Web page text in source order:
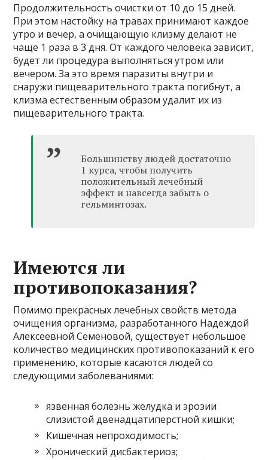
Продолжительность очистки от 10 до 15 дней.
При этом настойку на травах принимают каждое
утро и вечер, а очищающую клизму делают не
чаще 1 раза в 3 дня. От каждого человека зависит,
будет ли процедура выполняться утром или
вечером. За это время паразиты внутри и
снаружи пищеварительного тракта погибнут, а
клизма естественным образом удалит их из
пищеварительного тракта.
Большинству людей достаточно
1 курса, чтобы получить
положительный лечебный
эффект и навсегда забыть о
гельминтозах.
Имеются ли
противопоказания?
Помимо прекрасных лечебных свойств метода
очищения организма, разработанного Надеждой
Алексеевной Семеновой, существует небольшое
количество медицинских противопоказаний к его
применению, которые касаются людей со
следующими заболеваниями:
язвенная болезнь желудка и эрозии
слизистой двенадцатиперстной кишки;
Кишечная непроходимость;
Хронический дисбактериоз;